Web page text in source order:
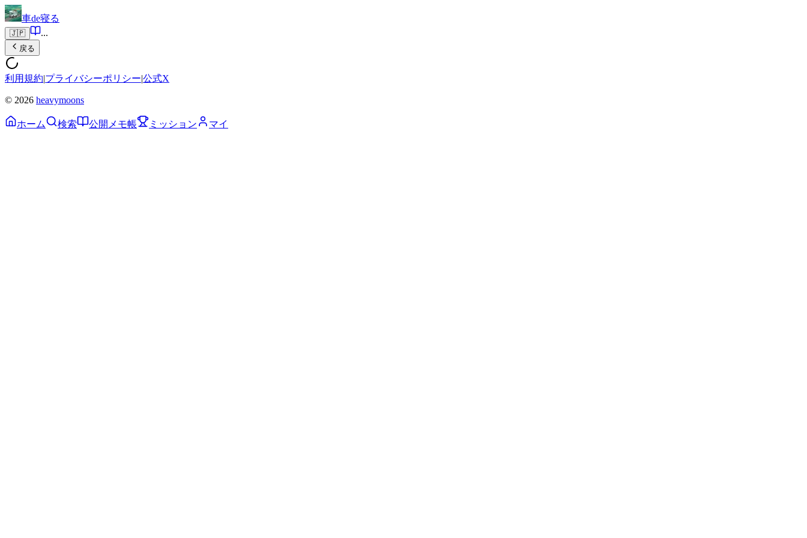
車de寝る
🇯🇵 ...
戻る
利用規約|プライバシーポリシー|公式X
© 2026 heavymoons
ホーム 検索 公開メモ帳 ミッション マイ